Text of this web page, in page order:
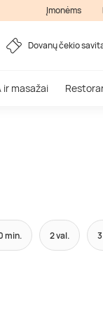
Įmonėms
Dovanų čekio
ir masažai
min. 2 val.